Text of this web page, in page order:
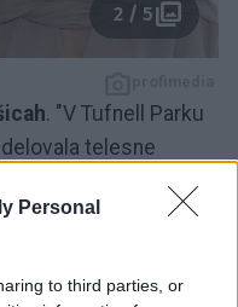
Personal
to third parties, or
2 / 5
. "V Tufnell Parku
telesne
umetno vse."
čas, tudi pred